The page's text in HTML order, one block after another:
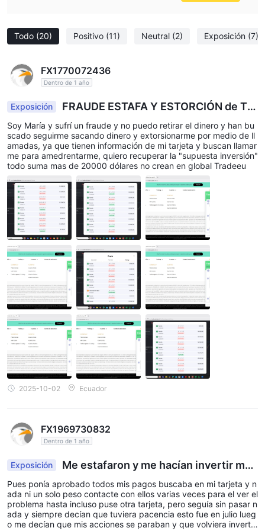
Descargue la plataforma y comience a operar.
TradeEUbrinda a los operadores la flexibilidad de utilizar el
apalancamiento, una herramienta poderosa que les permite
capital. sin embargo, es importante tener en cuenta que, si bien
el apalancamiento puede amplificar las ganancias potenciales,
también aumenta el riesgo de pérdidas significativas. para
garantizar el comercio responsable y salvaguardar a los
inversores minoristas, TradeEU se adhiere a límites de
apalancamiento específicos según lo dispuesto por la comisión
de bolsa y valores de chipre (cysec).
aquí hay una descripción general de las opciones de
apalancamiento que ofrece TradeEU en diferentes clases de
activos:
Principales pares de divisas – 1:30
Pares de divisas menores – 1:20
Principales índices – 1:20
Mercancías – 1:10
Índices menores – 1:10
Acciones – 1:5
Criptomoneda – 1:2
Spreads y Comisiones (Tarifas de Negociación)
TradeEUofrece operaciones sin comisiones con diferenciales
que varían según el tipo de cuenta elegido. aquí hay un
diferentes tipos de cuenta:
Cuenta Plata: La cuenta Plata ofrece diferenciales flotantes a
comerciantes que prefieren un entorno comercial estándar.
Cuenta Gold: Los operadores que opten por la cuenta Gold
pueden beneficiarse de diferenciales más ajustados, con tasas
a partir de1.3 pipas. Además de diferenciales mejorados, los
titulares de cuentas Gold también tienen acceso a un
Todo (20) Positivo (11) Neutral (2) Exposición (7)
FX1770072436
Dentro de 1 año
Exposición
FRAUDE ESTAFA Y ESTORCIÓN de Tra
deeu global
Soy María y sufrí un fraude y no puedo retirar el dinero y han bu
scado seguirme sacando dinero y extorsionarme por medio de ll
amadas, ya que tienen información de mi tarjeta y buscan llamar
me para amedrentarme, quiero recuperar la "supuesta inversión"
todo suma mas de 20000 dólares no crean en global Tradeeu
2025-10-02 Ecuador
FX1969730832
Dentro de 1 año
Exposición
Me estafaron y me hacían invertir más
y mas
Pues ponía aprobado todos mis pagos buscaba en mi tarjeta y n
ada ni un solo peso contacte con ellos varias veces para el ver el
problema hasta incluso puse otra tarjeta, pero seguía sin pasar n
ada y siempre decían que tuviera pacencia esto fue en julio lueg
o me decían que mis acciones se paraban y que volviera invertir